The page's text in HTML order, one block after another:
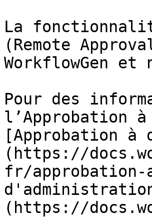
La
(Remote
WorkflowGen
Pour des
l’Approbation
[Approbation à
(https://
fr/approbation-
(https://